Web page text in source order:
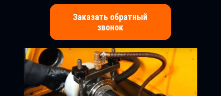
Заказать обратный
звонок